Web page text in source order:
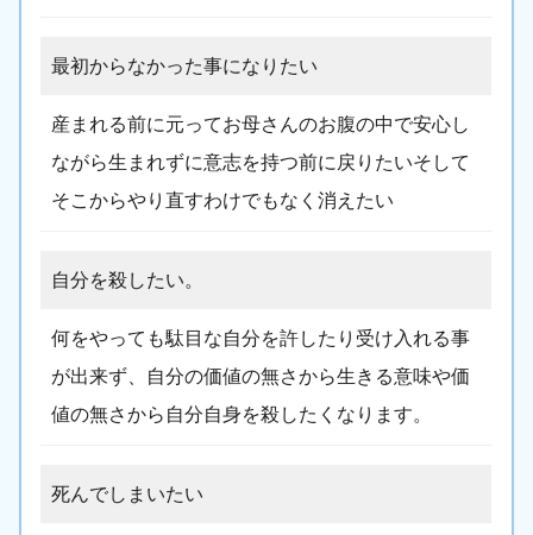
最初からなかった事になりたい
産まれる前に元ってお母さんのお腹の中で安心し
ながら生まれずに意志を持つ前に戻りたいそして
そこからやり直すわけでもなく消えたい
自分を殺したい。
何をやっても駄目な自分を許したり受け入れる事
が出来ず、自分の価値の無さから生きる意味や価
値の無さから自分自身を殺したくなります。
死んでしまいたい